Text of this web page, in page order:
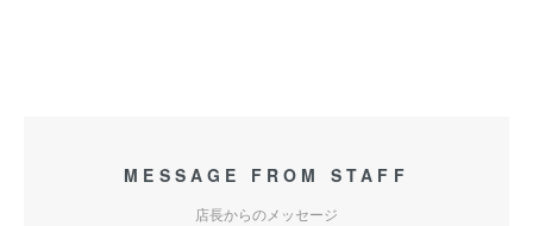
MESSAGE FROM STAFF
店長からのメッセージ